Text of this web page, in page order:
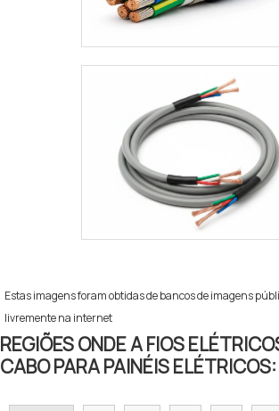
Estas imagens foram obtidas de bancos de imagens
livremente na internet
REGIÕES ONDE A FIOS
CABO PARA PAINÉIS ELÉTRICOS: